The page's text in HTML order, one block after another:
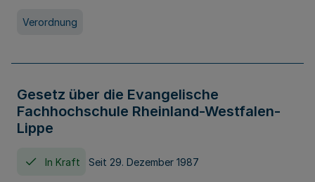
Verordnung
Gesetz über die Evangelische
Fachhochschule Rheinland-Westfalen-
Lippe
In Kraft Seit 29. Dezember 1987